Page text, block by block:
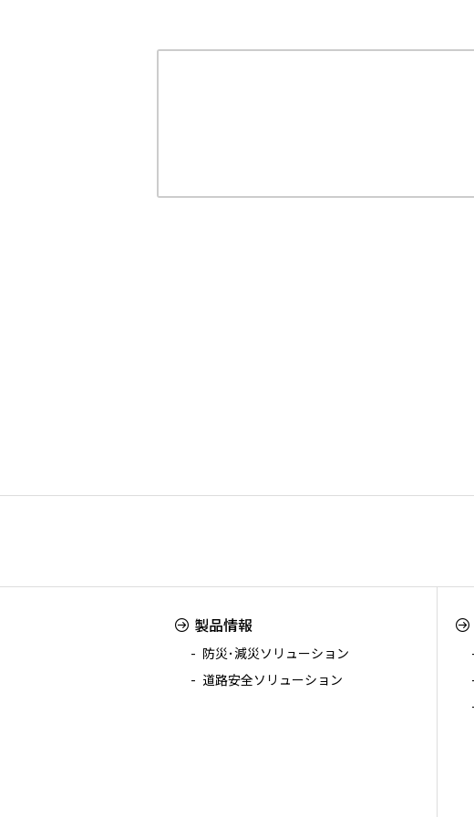
製品情報
防災･減災ソリューション
道路安全ソリューション